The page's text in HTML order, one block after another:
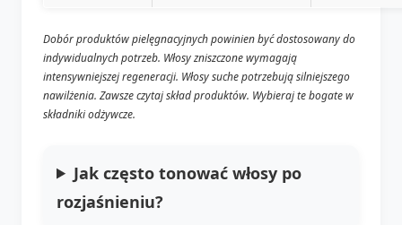
Dobór produktów pielęgnacyjnych powinien być dostosowany do
indywidualnych potrzeb. Włosy zniszczone wymagają
intensywniejszej regeneracji. Włosy suche potrzebują silniejszego
nawilżenia. Zawsze czytaj skład produktów. Wybieraj te bogate w
składniki odżywcze.
Jak często tonować włosy po
rozjaśnieniu?